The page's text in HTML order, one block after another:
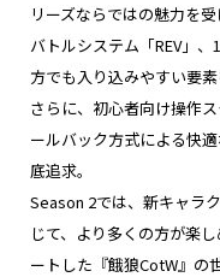
リーズならではの魅力を
バトルシステム「REV」
方でも入り込みやすい要素
さらに、初心者向け操作
ールバック方式による快
底追求。
Season 2では、新キャラ
じて、より多くの方が楽
ートした『餓狼CotW』の